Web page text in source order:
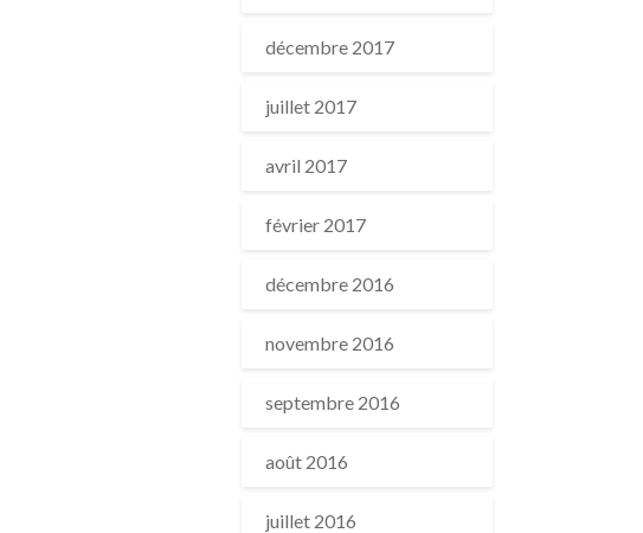
décembre 2017
juillet 2017
avril 2017
février 2017
décembre 2016
novembre 2016
septembre 2016
août 2016
juillet 2016